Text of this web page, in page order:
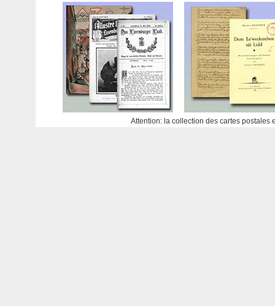
Attention: la collection des cartes postales